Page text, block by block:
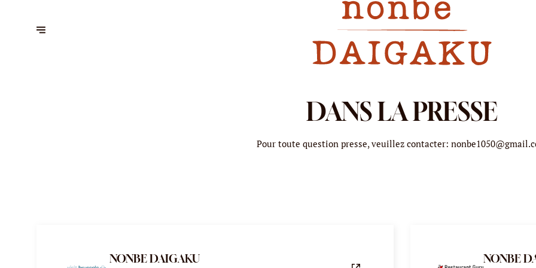
DANS LA PRESSE
Pour toute question presse, veuillez contacter:
NONBE DAIGAKU NONBE